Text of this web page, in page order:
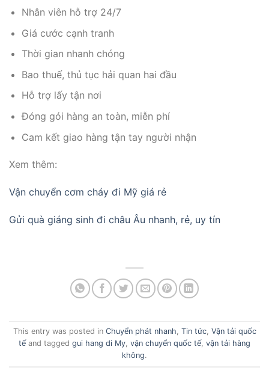
Nhân viên hỗ trợ 24/7
Giá cước cạnh tranh
Thời gian nhanh chóng
Bao thuế, thủ tục hải quan hai đầu
Hỗ trợ lấy tận nơi
Đóng gói hàng an toàn, miễn phí
Cam kết giao hàng tận tay người nhận
Xem thêm:
Vận chuyển cơm cháy đi Mỹ giá rẻ
Gửi quà giáng sinh đi châu Âu nhanh, rẻ, uy tín
This entry was posted in Chuyển phát nhanh, Tin tức, Vận tải quốc
tế and tagged gui hang di My, vận chuyển quốc tế, vận tải hàng
không.